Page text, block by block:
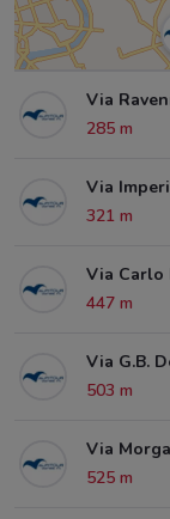
Via
285 m
Via
321 m
Via Carlo
447 m
Via G.B.
503 m
Via
525 m